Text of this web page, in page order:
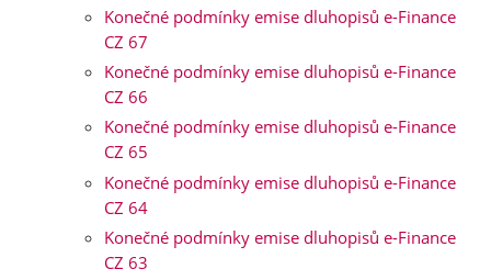
Konečné podmínky emise dluhopisů e-Finance
CZ 67
Konečné podmínky emise dluhopisů e-Finance
CZ 66
Konečné podmínky emise dluhopisů e-Finance
CZ 65
Konečné podmínky emise dluhopisů e-Finance
CZ 64
Konečné podmínky emise dluhopisů e-Finance
CZ 63